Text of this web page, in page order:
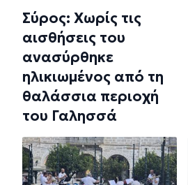
Σύρος: Χωρίς τις
αισθήσεις του
ανασύρθηκε
ηλικιωμένος από τη
θαλάσσια περιοχή
του Γαλησσά